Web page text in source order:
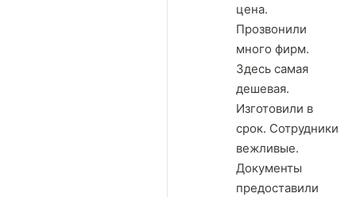
цена.
Прозвонили
много фирм.
Здесь самая
дешевая.
Изготовили в
срок. Сотрудники
вежливые.
Документы
предоставили